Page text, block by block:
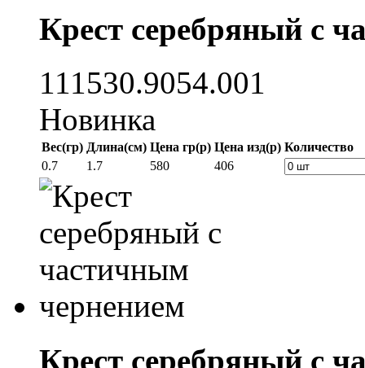
Крест серебряный с
111530.9054.001
Новинка
Вес(гр) Длина(см) Цена гр(р) Цена изд(р) Количество
0.7
1.7 580 406
Крест серебряный с